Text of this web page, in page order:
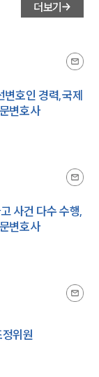
더보기
호인 경력,국제
변호사
사건 다수 수행,
변호사
위원